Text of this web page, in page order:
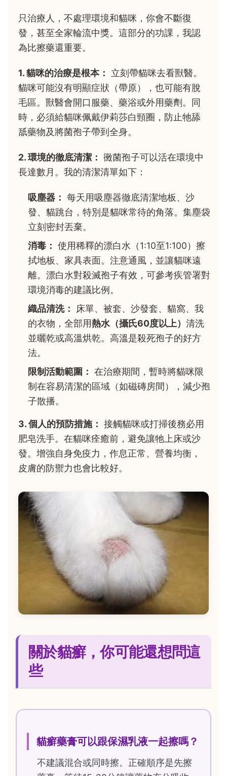
只治療人，不處理環境和貓咪，你會不斷復
發，甚至全家輪流中獎。這部分的功課，我認
為比擦藥還重要。
1. 貓咪的治療是根本：
立刻帶貓咪去看獸醫。
貓咪可能沒有明顯症狀（帶原），也可能有脫
毛區。獸醫會開口服藥、藥浴或外用藥劑。同
時，必須給貓咪佩戴伊莉莎白頸圈，防止牠舔
舐藥物及將菌孢子帶到全身。
2. 環境的徹底清潔： 黴菌孢子可以活在環境中
長達數月。我的清潔清單如下：
吸塵器： 每天用吸塵器徹底清潔地板、沙
發、貓跳台，特別是貓咪常待的角落。集塵袋
立刻密封丟棄。
消毒： 使用稀釋的漂白水（1:10至1:100）擦
拭地板、家具表面。注意通風，並讓貓咪遠
離。漂白水對殺滅孢子有效，可參考疾管署對
環境消毒的建議比例。
織品清洗：
床單、被套、沙發套、貓窩、我
的衣物，全部用熱水（攝氏60度以上） 清洗
並曬乾或高溫烘乾。高溫是殺死孢子的好方
法。
限制活動範圍： 在治療期間，暫時將貓咪限
制在容易清潔的區域（如磁磚房間），減少孢
子散播。
3. 個人的預防措施： 接觸貓咪或打掃後務必用
肥皂洗手。在貓咪痊癒前，避免讓牠上床或沙
發。增強自身免疫力，作息正常、營養均衡，
皮膚的防禦力也會比較好。
關於貓癬，你可能還想問這
些
貓癬藥膏可以跟保濕乳液一起擦嗎？
不建議混合或同時擦。正確順序是先擦